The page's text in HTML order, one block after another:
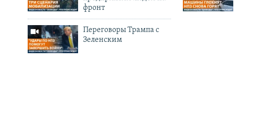
фронт
Переговоры Трампа с
Зеленским